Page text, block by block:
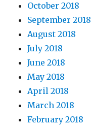
October 2018
September 2018
August 2018
July 2018
June 2018
May 2018
April 2018
March 2018
February 2018